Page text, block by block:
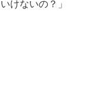
けないの？」